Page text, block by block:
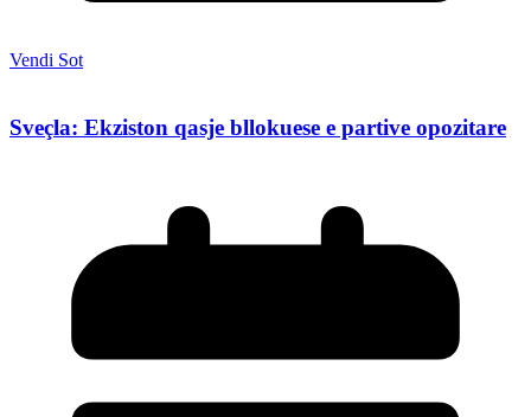
Vendi Sot
Sveçla: Ekziston qasje bllokuese e partive opozitare